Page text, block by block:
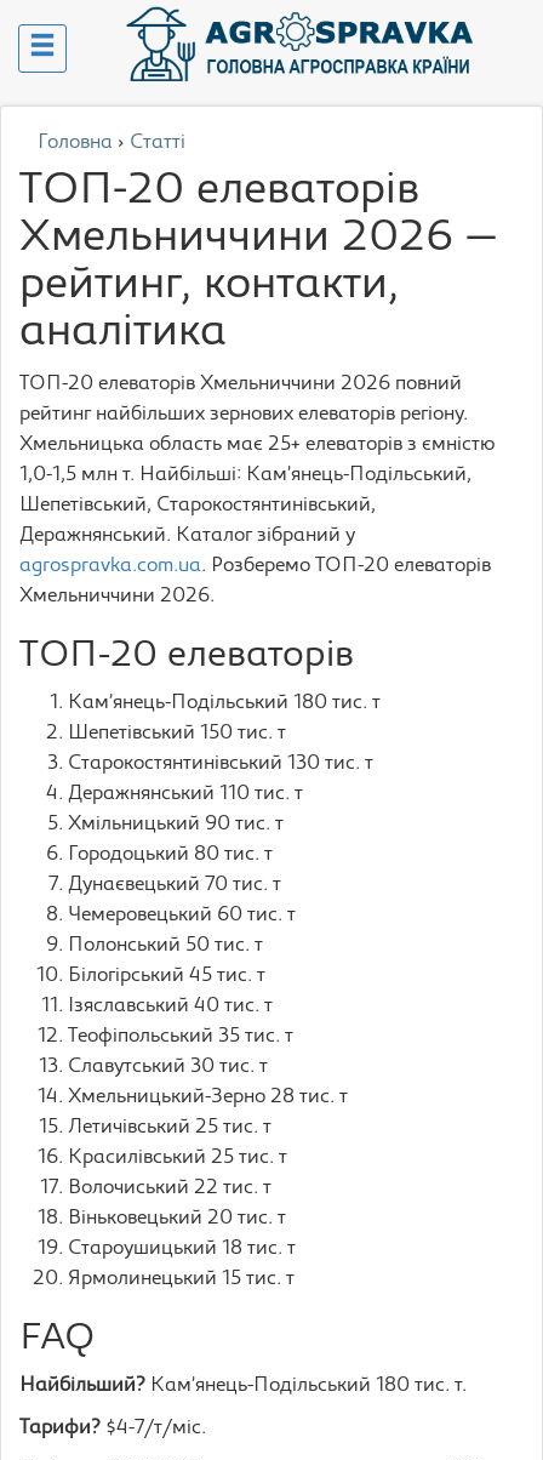
Головна › Статті
ТОП-20 елеваторів
Хмельниччини 2026 —
рейтинг, контакти,
аналітика
ТОП-20 елеваторів Хмельниччини 2026 повний
рейтинг найбільших зернових елеваторів регіону.
Хмельницька область має 25+ елеваторів з ємністю
1,0-1,5 млн т. Найбільші: Кам’янець-Подільський,
Шепетівський, Старокостянтинівський,
Деражнянський. Каталог зібраний у
agrospravka.com.ua. Розберемо ТОП-20 елеваторів
Хмельниччини 2026.
ТОП-20 елеваторів
Кам’янець-Подільський 180 тис. т
Шепетівський 150 тис. т
Старокостянтинівський 130 тис. т
Деражнянський 110 тис. т
Хмільницький 90 тис. т
Городоцький 80 тис. т
Дунаєвецький 70 тис. т
Чемеровецький 60 тис. т
Полонський 50 тис. т
Білогірський 45 тис. т
Ізяславський 40 тис. т
Теофіпольський 35 тис. т
Славутський 30 тис. т
Хмельницький-Зерно 28 тис. т
Летичівський 25 тис. т
Красилівський 25 тис. т
Волочиський 22 тис. т
Віньковецький 20 тис. т
Староушицький 18 тис. т
Ярмолинецький 15 тис. т
FAQ
Найбільший? Кам’янець-Подільський 180 тис. т.
Тарифи? $4-7/т/міс.